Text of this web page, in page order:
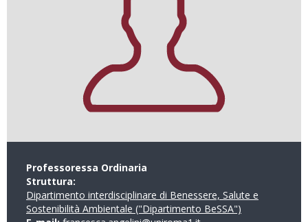
Professoressa Ordinaria
Struttura:
Dipartimento interdisciplinare di Benessere, Salute e
Sostenibilità Ambientale ("Dipartimento BeSSA")